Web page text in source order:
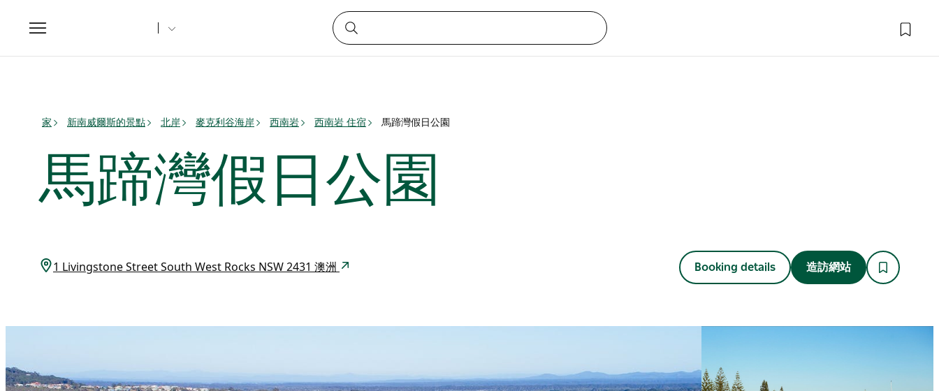
Toggle
navigation
家 新南威爾斯的景點 北岸 麥克利谷海岸 西南岩 西南岩 住宿 馬蹄灣假日公園
馬蹄灣假日公園
1 Livingstone Street South West Rocks NSW 2431 澳洲 Booking details 造訪網站